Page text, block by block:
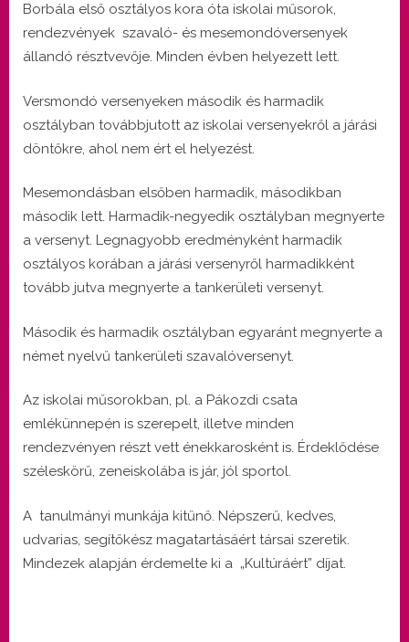
Borbála első osztályos kora óta iskolai műsorok,
rendezvények szavaló- és mesemondóversenyek
állandó résztvevője. Minden évben helyezett lett.
Versmondó versenyeken második és harmadik
osztályban továbbjutott az iskolai versenyekről a járási
döntőkre, ahol nem ért el helyezést.
Mesemondásban elsőben harmadik, másodikban
második lett. Harmadik-negyedik osztályban megnyerte
a versenyt. Legnagyobb eredményként harmadik
osztályos korában a járási versenyről harmadikként
tovább jutva megnyerte a tankerületi versenyt.
Második és harmadik osztályban egyaránt megnyerte a
német nyelvű tankerületi szavalóversenyt.
Az iskolai műsorokban, pl. a Pákozdi csata
emlékünnepén is szerepelt, illetve minden
rendezvényen részt vett énekkarosként is. Érdeklődése
széleskörű, zeneiskolába is jár, jól sportol.
A tanulmányi munkája kitűnő. Népszerű, kedves,
udvarias, segítőkész magatartásáért társai szeretik.
Mindezek alapján érdemelte ki a „Kultúráért” díjat.